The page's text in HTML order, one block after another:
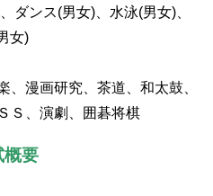
ダンス(男女)、水泳(男女)、
女)
、漫画研究、茶道、和太鼓、
Ｓ、演劇、囲碁将棋
概要